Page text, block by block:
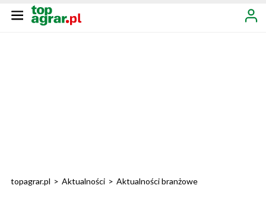
topagrar.pl > Aktualności > Aktualności branżowe